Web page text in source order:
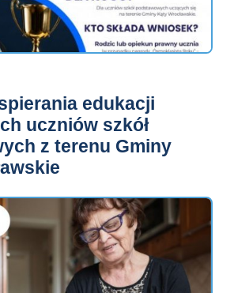
edukacji
uczniów szkół
z terenu Gminy